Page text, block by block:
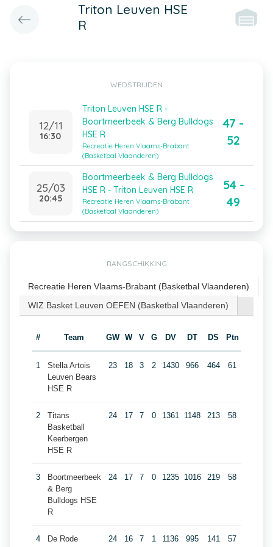
Triton Leuven HSE
R
WEDSTRIJDEN
12/11
16:30
Triton Leuven HSE R -
Boortmeerbeek & Berg Bulldogs
HSE R
Recreatie Heren Vlaams-Brabant
(Basketbal Vlaanderen)
47 -
52
25/03
20:45
Boortmeerbeek & Berg Bulldogs
HSE R - Triton Leuven HSE R
Recreatie Heren Vlaams-Brabant
(Basketbal Vlaanderen)
54 -
49
RANGSCHIKKING
Recreatie Heren Vlaams-Brabant (Basketbal Vlaanderen)
WIZ Basket Leuven OEFEN (Basketbal Vlaanderen)
# Team GW W V G DV DT DS Ptn
1
Stella Artois
Leuven Bears
HSE R
23 18 3 2 1430 966 464 61
2
Titans
Basketball
Keerbergen
HSE R
24 17 7 0 1361 1148 213 58
3
Boortmeerbeek
& Berg
Bulldogs HSE
R
24 17 7 0 1235 1016 219 58
4
De Rode
24 16 7 1 1136 995 141 57